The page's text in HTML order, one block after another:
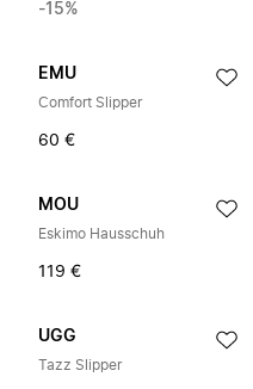
-15%
EMU
Comfort Slipper
60 €
MOU
Eskimo Hausschuh
119 €
UGG
Tazz Slipper